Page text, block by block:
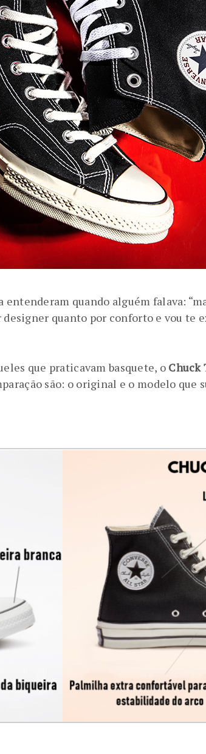
entenderam quando alguém falava:
quanto por conforto e vou te
que praticavam basquete, o Chuck
são: o original e o modelo que